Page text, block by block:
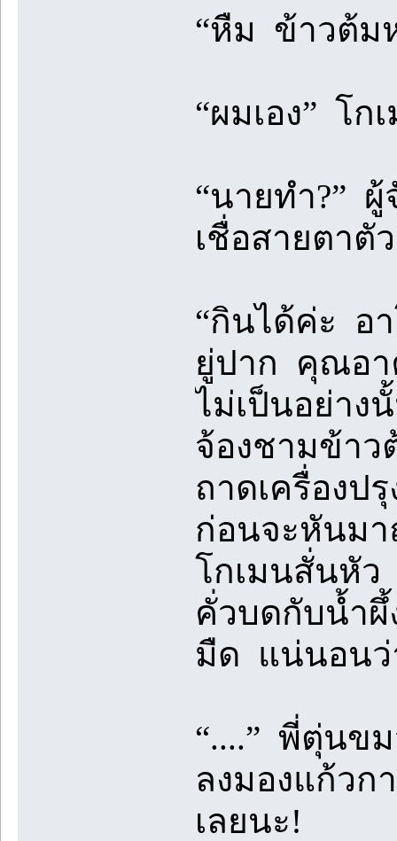
“หืม ข้าวต้ม
“ผมเอง” โก
“นายทำ?”
เชื่อสายตาตั
“กินได้ค่ะ อ
ยู่ปาก คุณอา
ไม่เป็นอย่า
จ้องชามข้าว
ถาดเครื่องป
ก่อนจะหันมา
โกเมนสั่นหั
คั่วบดกับน้ำผึ้
มืด แน่นอนว่
“....” พี่ตุ่นข
ลงมองแก้วก
เลยนะ!